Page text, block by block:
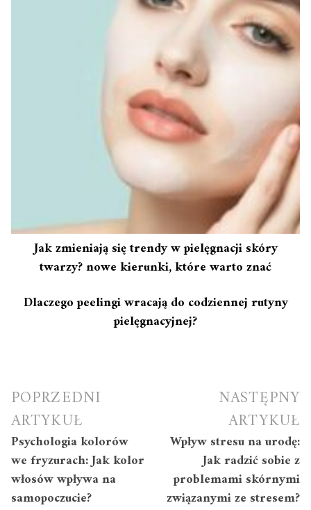
Jak zmieniają się trendy w pielęgnacji skóry
twarzy? nowe kierunki, które warto znać
Dlaczego peelingi wracają do codziennej rutyny
pielęgnacyjnej?
Nawigacja
wpisu
POPRZEDNI
ARTYKUŁ
Psychologia kolorów
we fryzurach: Jak kolor
włosów wpływa na
samopoczucie?
NASTĘPNY
ARTYKUŁ
Wpływ stresu na urodę:
Jak radzić sobie z
problemami skórnymi
związanymi ze stresem?